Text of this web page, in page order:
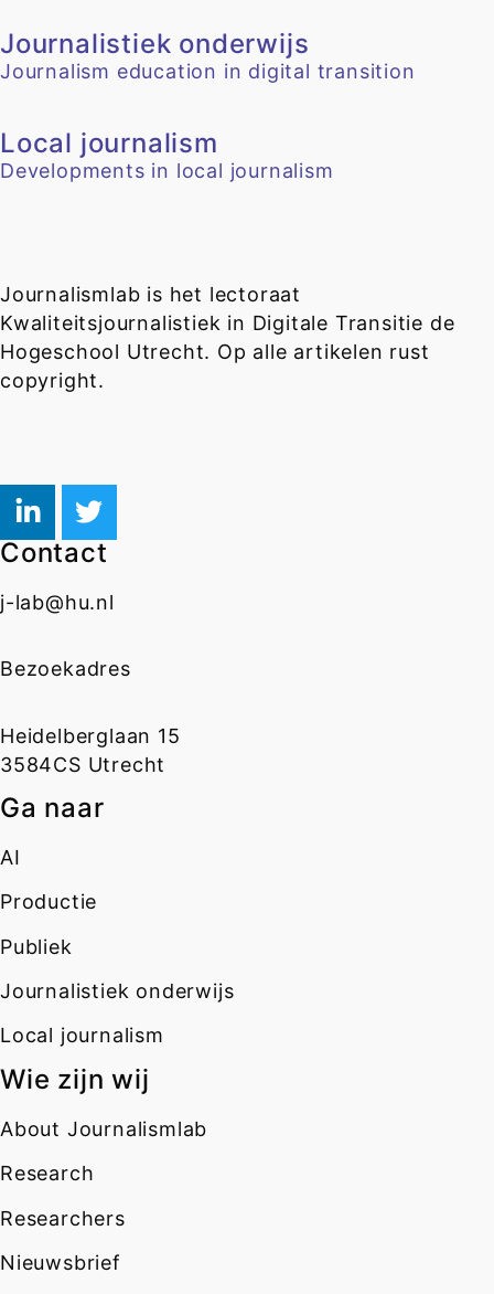
Journalistiek onderwijs
Journalism education in digital transition
Local journalism
Developments in local journalism
Journalismlab is het lectoraat
Kwaliteitsjournalistiek in Digitale Transitie de
Hogeschool Utrecht. Op alle artikelen rust
copyright.
Contact
j-lab@hu.nl
Bezoekadres
Heidelberglaan 15
3584CS Utrecht
Ga naar
AI
Productie
Publiek
Journalistiek onderwijs
Local journalism
Wie zijn wij
About Journalismlab
Research
Researchers
Nieuwsbrief